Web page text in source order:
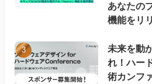
あなたの
機能をリ
未来を動
れ！ハー
術カンフ